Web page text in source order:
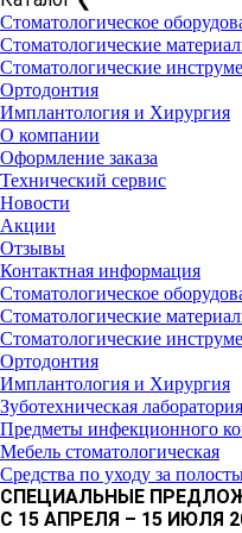
Стоматологическое
Стоматологические
Стоматологические
Ортодонтия
Имплантология и Хирургия
О компании
Оформление заказа
Технический сервис
Новости
Акции
Отзывы
Контактная информация
Стоматологическое
Стоматологические
Стоматологические
Ортодонтия
Имплантология и Хирургия
Зуботехническая лаборатория
Предметы инфекционного
Мебель стоматологическая
Средства по уходу за
СПЕЦИАЛЬНЫЕ
С 15 АПРЕЛЯ – 15 ИЮЛЯ